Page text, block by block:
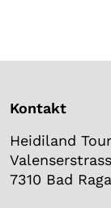
Kontakt
Heidiland
7310 Bad